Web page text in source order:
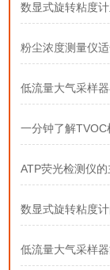
数显式旋转粘度
粉尘浓度测量仪
低流量大气采样
一分钟了解TVOC
ATP荧光检测仪
数显式旋转粘度
低流量大气采样